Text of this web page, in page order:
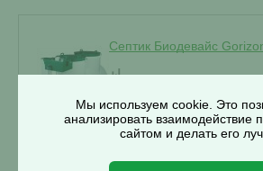
Септик Биодевайс
В наличии
Мы используем cookie. Это
анализировать взаимодействие
сайтом и делать его